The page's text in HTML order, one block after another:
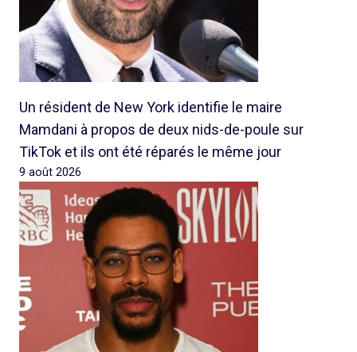
Un résident de New York identifie le maire
Mamdani à propos de deux nids-de-poule sur
TikTok et ils ont été réparés le même jour
9 août 2026